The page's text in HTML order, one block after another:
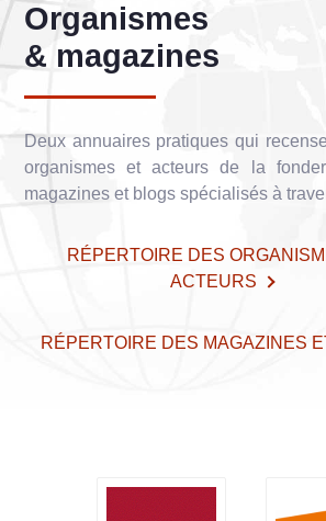
Organismes
& magazines
Deux annuaires pratiques qui
organismes et acteurs de la
magazines et blogs spécialisés à
RÉPERTOIRE DES
ACTEURS
RÉPERTOIRE DES MAGAZINES